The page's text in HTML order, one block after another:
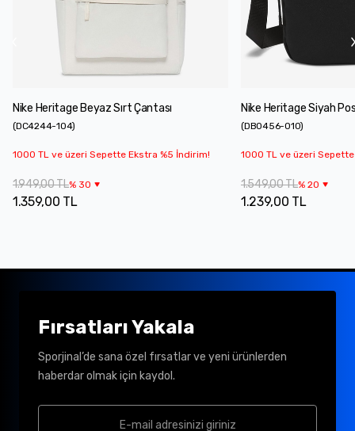
Nike Heritage Beyaz Sırt Çantası
(DC4244-104)
1000 TL ve üzeri Sepette Ekstra %5 İndirim!
1.949,00 TL% 30
1.359,00 TL
Nike Heritage Siyah
(DB0456-010)
1000 TL ve üzeri
1.549,00 TL% 20
1.239,00 TL
Fırsatları Yakala
Sporjinal’de sana özel fırsatlar ve yeni ürünlerden
haberdar olmak için kaydol.